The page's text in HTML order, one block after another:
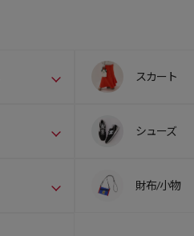
スカート
シューズ
財布/小物